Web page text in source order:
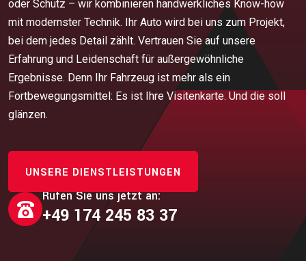
oder Schutz – wir kombinieren handwerkliches Know-how
mit modernster Technik. Ihr Auto wird bei uns zum Projekt,
bei dem jedes Detail zählt. Vertrauen Sie auf unsere
Erfahrung und Leidenschaft für außergewöhnliche
Ergebnisse. Denn Ihr Fahrzeug ist mehr als ein
Fortbewegungsmittel: Es ist Ihre Visitenkarte. Und die soll
glänzen.
UNSERE DIENSTLEISTUNGEN
Rufen Sie uns jetzt an:
+49 174 245 83 37